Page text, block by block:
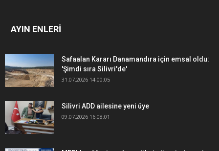
AYIN ENLERİ
Safaalan Kararı Danamandıra için emsal oldu:
'Şimdi sıra Silivri'de'
31.07.2026 14:00:05
Silivri ADD ailesine yeni üye
09.07.2026 16:08:01